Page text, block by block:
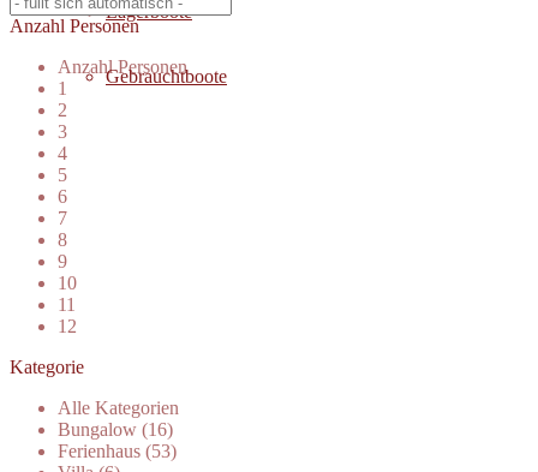
Lagerboote
Gebrauchtboote
Anzahl Personen
Anzahl Personen
1
2
3
4
5
6
7
8
9
10
11
12
Kategorie
Alle Kategorien
Bungalow (16)
Ferienhaus (53)